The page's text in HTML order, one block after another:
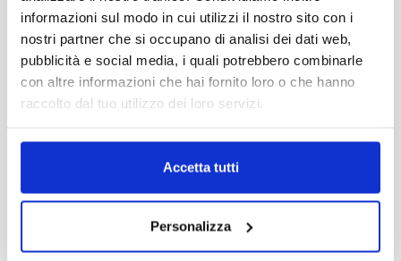
informazioni sul modo in cui utilizzi il nostro sito con i
nostri partner che si occupano di analisi dei dati web,
pubblicità e social media, i quali potrebbero combinarle
con altre informazioni che hai fornito loro o che hanno
raccolto dal tuo utilizzo dei loro servizi.
Accetta tutti
Personalizza
SUITE
Veri e propri appartamenti di lusso nel cuore di
Roma, le Suite Valadier sono dimore di esclusiva
dipingono un'atmosfera riservata, pensata per